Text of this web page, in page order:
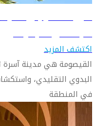
دليل السفر إلى
تعرّف على القيصومة
اكتشف المزيد
القيصومة هي مدينة آسرة
البدوي التقليدي،
في المنطقة